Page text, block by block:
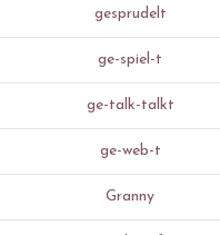
gesprudelt
ge-spiel-t
ge-talk-talkt
ge-web-t
Granny